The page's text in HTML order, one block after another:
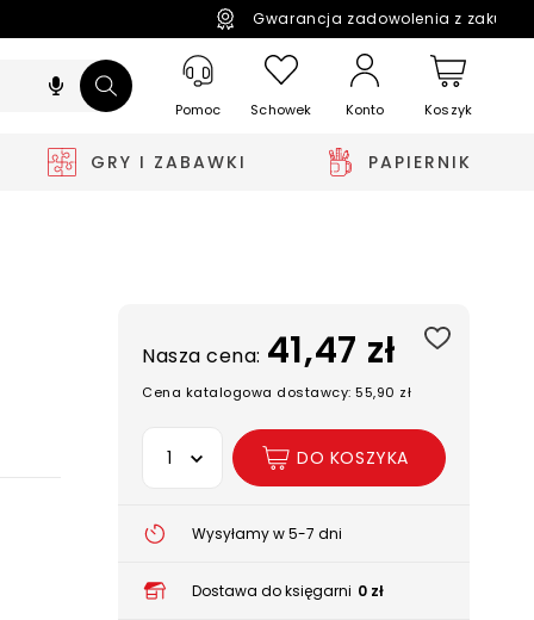
Gwarancja zadowolenia z
Pomoc Schowek Konto Koszyk
GRY I ZABAWKI PAPIERNIK
Nasza cena: 41,47 zł
Cena katalogowa dostawcy: 55,90 zł
Wybierz opcję
DO KOSZYKA
Wysyłamy w 5-7 dni
Dostawa do księgarni 0 zł